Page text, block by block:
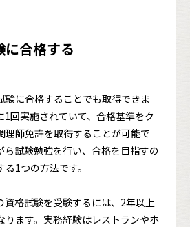
合格する
験に合格することでも取得できま
1回実施されていて、合格基準をク
理師免許を取得することが可能で
ら試験勉強を行い、合格を目指すの
1つの方法です。
資格試験を受験するには、2年以上
ります。実務経験はレストランやホ